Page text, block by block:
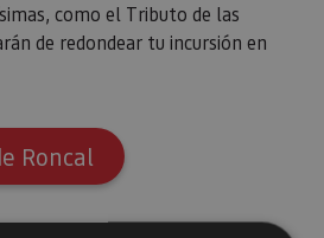
como el Tributo de las
de redondear tu incursión en
Roncal